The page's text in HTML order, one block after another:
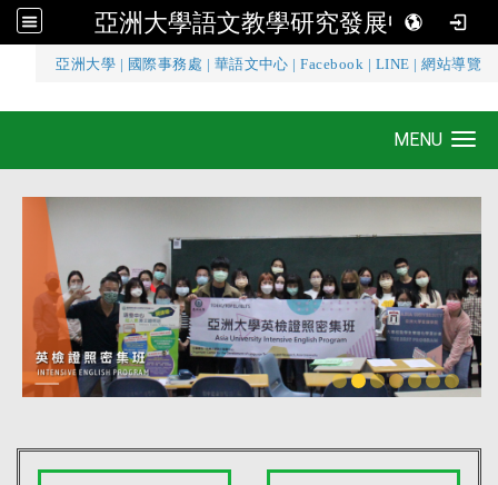
亞洲大學語文教學研究發展中心
亞洲大學 國際事務處 華語文中心 |Facebook LINE |網站導覽
亞洲大學語文教學研究發展中心
MENU